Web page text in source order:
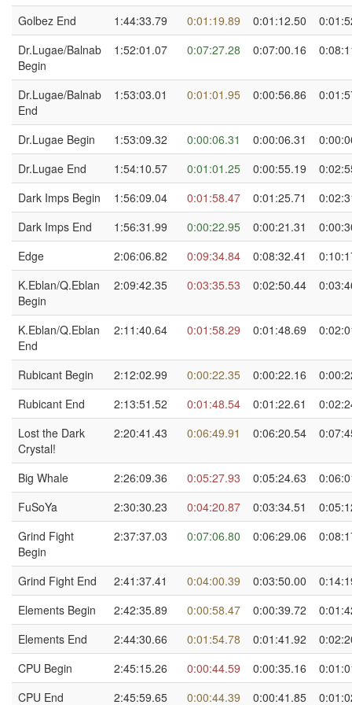
Golbez End 1:44:33.79 0:01:19.89 0:01:12.50
Dr.Lugae/Balnab
Begin
1:52:01.07 0:07:27.28 0:07:00.16
Dr.Lugae/Balnab
End
1:53:03.01 0:01:01.95 0:00:56.86
Dr.Lugae Begin 1:53:09.32 0:00:06.31 0:00:06.31
Dr.Lugae End
1:54:10.57 0:01:01.25 0:00:55.19
Dark Imps Begin
1:56:09.04 0:01:58.47 0:01:25.71
Dark Imps End
1:56:31.99 0:00:22.95 0:00:21.31
Edge
2:06:06.82 0:09:34.84 0:08:32.41
K.Eblan/Q.Eblan
Begin
2:09:42.35 0:03:35.53 0:02:50.44
K.Eblan/Q.Eblan
End
2:11:40.64 0:01:58.29 0:01:48.69
Rubicant Begin 2:12:02.99 0:00:22.35 0:00:22.16
Rubicant End
2:13:51.52 0:01:48.54 0:01:22.61
Lost the Dark
Crystal!
2:20:41.43 0:06:49.91 0:06:20.54
Big Whale 2:26:09.36 0:05:27.93 0:05:24.63
FuSoYa
2:30:30.23 0:04:20.87 0:03:34.51
Grind Fight
Begin
2:37:37.03 0:07:06.80 0:06:29.06
Grind Fight End 2:41:37.41 0:04:00.39 0:03:50.00
Elements Begin
2:42:35.89 0:00:58.47 0:00:39.72
Elements End
2:44:30.66 0:01:54.78 0:01:41.92
CPU Begin
2:45:15.26 0:00:44.59 0:00:35.16
CPU End
2:45:59.65 0:00:44.39 0:00:41.85